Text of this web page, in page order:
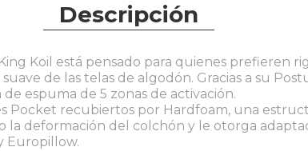
Descripción
Koil está pensado para quienes prefieren
de las telas de algodón. Gracias a su
espuma de 5 zonas de activación.
Pocket recubiertos por Hardfoam, una
la deformación del colchón y le otorga
Europillow.